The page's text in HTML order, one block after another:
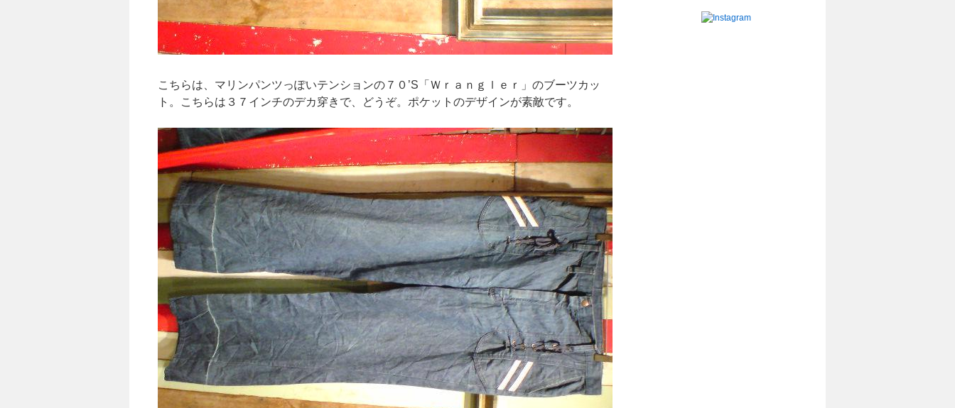
こちらは、マリンパンツっぽいテンションの７０’S「Ｗｒａｎｇｌｅｒ」のブーツカッ
ト。こちらは３７インチのデカ穿きで、どうぞ。ポケットのデザインが素敵です。